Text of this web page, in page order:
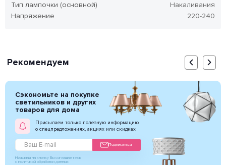
Тип лампочки (основной)
Накаливания
Напряжение
220-240
Рекомендуем
Сэкономьте на покупке
светильников и других
товаров для дома
Присылаем только полезную информацию
о спецпредложениях, акциях или скидках
Подписаться
Нажимая на кнопку Вы соглашаетесь
с политикой обработки данных